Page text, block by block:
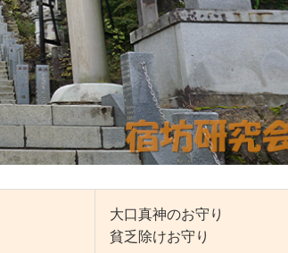
大口真神のお守り
貧乏除けお守り